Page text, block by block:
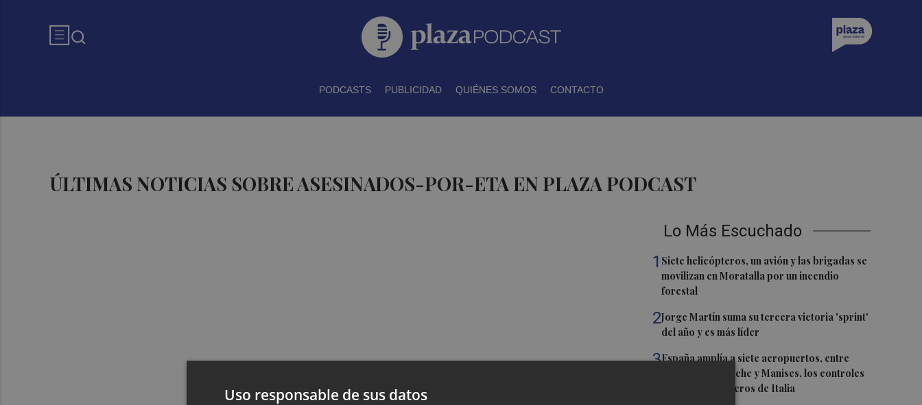
PODCASTS PUBLICIDAD QUIÉNES SOMOS CONTACTO
ÚLTIMAS NOTICIAS SOBRE ASESINADOS-POR-ETA EN PLAZA PODCAST
Lo Más Escuchado
1 Siete helicópteros, un avión y las brigadas se
movilizan en Moratalla por un incendio
forestal
2Jorge Martín suma su tercera victoria 'sprint'
del año y es más líder
3España amplía a siete aeropuertos, entre
ellos Alicante-Elche y Manises, los controles
aleatorios a viajeros de Italia
Uso responsable de sus datos